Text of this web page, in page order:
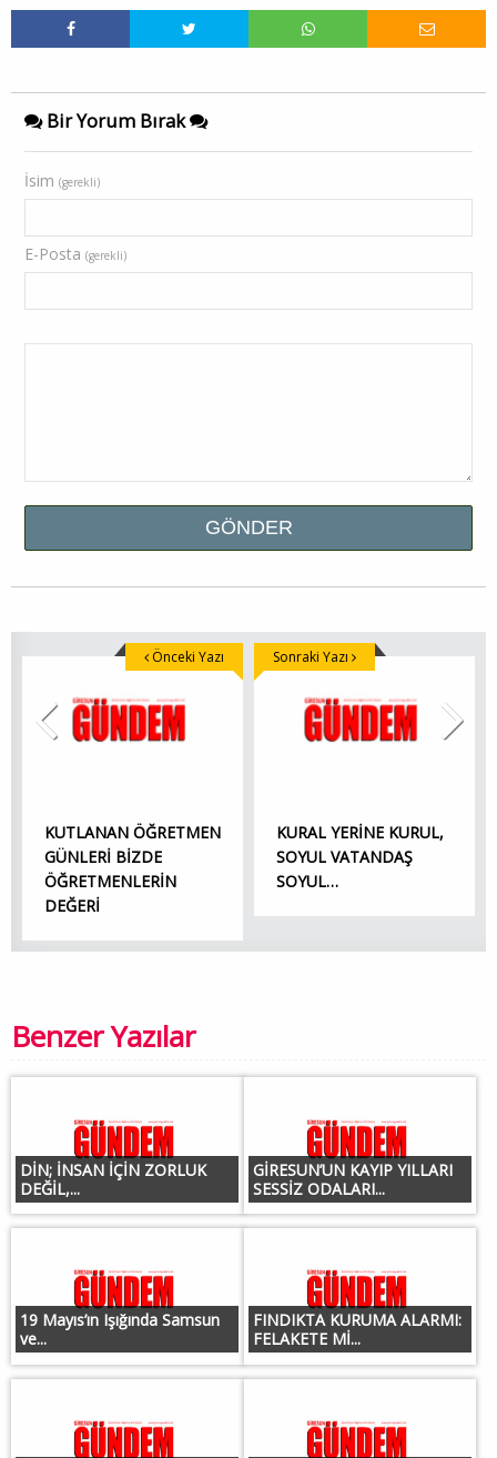
Bir Yorum Bırak
İsim (gerekli)
E-Posta (gerekli)
KUTLANAN ÖĞRETMEN
GÜNLERİ BİZDE
ÖĞRETMENLERİN
DEĞERİ
Önceki Yazı
KURAL YERİNE KURUL,
SOYUL VATANDAŞ
SOYUL…
Sonraki Yazı
Benzer Yazılar
DİN; İNSAN İÇİN ZORLUK
DEĞİL,...
GİRESUN’UN KAYIP YILLARI
SESSİZ ODALARI...
19 Mayıs’ın Işığında Samsun
ve...
FINDIKTA KURUMA ALARMI:
FELAKETE Mİ...